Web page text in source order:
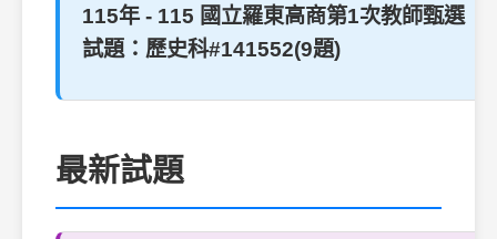
115年 - 115 國立羅東高商第1次教師甄選
試題：歷史科#141552(9題)
最新試題